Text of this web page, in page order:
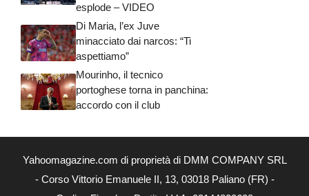
esplode – VIDEO
Di Maria, l’ex Juve
minacciato dai narcos: “Ti
aspettiamo”
Mourinho, il tecnico
portoghese torna in panchina:
accordo con il club
Yahoomagazine.com di proprietà di DMM COMPANY SRL
- Corso Vittorio Emanuele II, 13, 03018 Paliano (FR) -